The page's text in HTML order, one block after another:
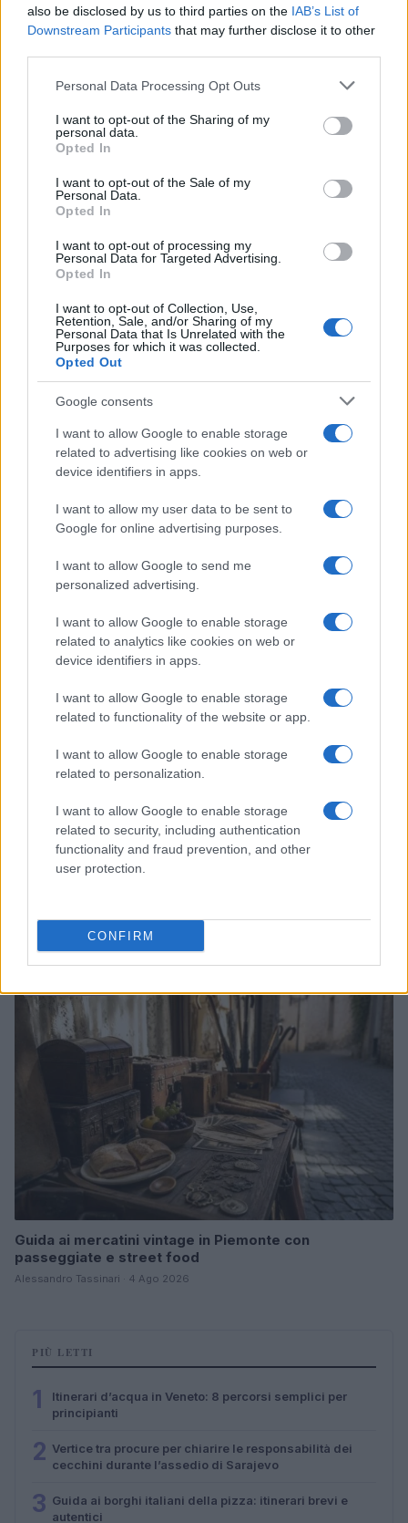
also be disclosed by us to third parties on the IAB’s List of
Downstream Participants that may further disclose it to other
Please note that this website/app uses one or more Google
not limited to your visit or usage behaviour. You may click to
grant or deny consent to Google and its third-party tags to
use your data for below specified purposes in below Google
consent section.
Personal Data Processing Opt Outs
I want to opt-out of the Sharing of my
personal data.
Opted In
I want to opt-out of the Sale of my
Personal Data.
Opted In
I want to opt-out of processing my
Personal Data for Targeted Advertising.
Opted In
I want to opt-out of Collection, Use,
Retention, Sale, and/or Sharing of my
Personal Data that Is Unrelated with the
Purposes for which it was collected.
Opted Out
Google consents
I want to allow Google to enable storage
related to advertising like cookies on web or
device identifiers in apps.
I want to allow my user data to be sent to
Google for online advertising purposes.
I want to allow Google to send me
personalized advertising.
I want to allow Google to enable storage
related to analytics like cookies on web or
device identifiers in apps.
I want to allow Google to enable storage
related to functionality of the website or app.
I want to allow Google to enable storage
related to personalization.
I want to allow Google to enable storage
related to security, including authentication
functionality and fraud prevention, and other
user protection.
CONFIRM
Continua a leggere
FUORI PORTA
Odissea e Spider-Man: i film che hanno rivoluzionato
l’estate al cinema
ciclismo italiano
Guida ai mercatini vintage in Piemonte con
passeggiate e street food
Alessandro Tassinari · 4 Ago 2026
PIÙ LETTI
1
Itinerari d’acqua in Veneto: 8 percorsi semplici per
principianti
2 Vertice tra procure per chiarire le responsabilità dei
cecchini durante l’assedio di Sarajevo
3 Guida ai borghi italiani della pizza: itinerari brevi e
autentici